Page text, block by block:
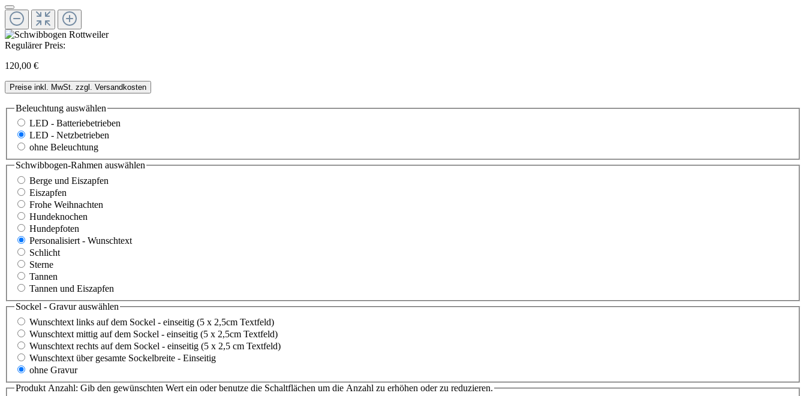
Regulärer Preis:
120,00 €
Preise inkl. MwSt. zzgl. Versandkosten
Beleuchtung auswählen
LED - Batteriebetrieben
LED - Netzbetrieben
ohne Beleuchtung
Schwibbogen-Rahmen auswählen
Berge und Eiszapfen
Eiszapfen
Frohe Weihnachten
Hundeknochen
Hundepfoten
Personalisiert - Wunschtext
Schlicht
Sterne
Tannen
Tannen und Eiszapfen
Sockel - Gravurauswählen
Wunschtext links auf dem Sockel - einseitig (5 x 2,5cm Textfeld)
Wunschtext mittig auf dem Sockel - einseitig (5 x 2,5cm Textfeld)
Wunschtext rechts auf dem Sockel - einseitig (5 x 2,5 cm Textfeld)
Wunschtext über gesamte Sockelbreite - Einseitig
ohne Gravur
Produkt Anzahl: Gib den gewünschten Wert ein oder benutze die Schaltflächen um die Anzahl zu erhöhen oder zu reduzieren.